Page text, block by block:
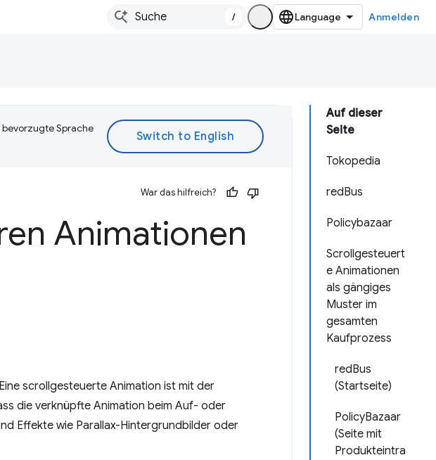
/ Anmelden
Auf dieser
Seite
Tokopedia
redBus
Policybazaar
Scrollgesteuert
e Animationen
als gängiges
Muster im
gesamten
Kaufprozess
redBus
(Startseite)
PolicyBazaar
(Seite mit
Produkteintra
bevorzugte Sprache
War das hilfreich?
Animationen
scrollgesteuerte Animation ist mit der
die verknüpfte Animation beim Auf- oder
Effekte wie Parallax-Hintergrundbilder oder